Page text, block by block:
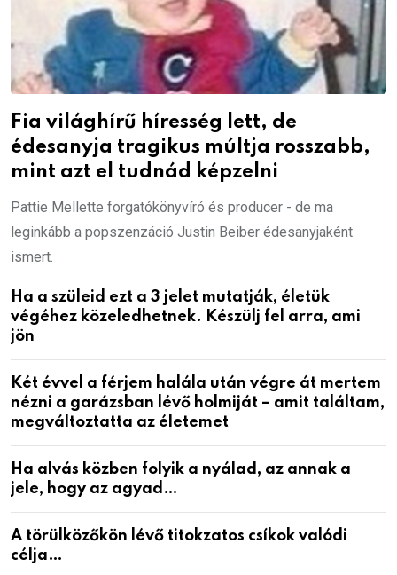
Fia világhírű híresség lett, de
édesanyja tragikus múltja rosszabb,
mint azt el tudnád képzelni
Pattie Mellette forgatókönyvíró és producer - de ma
leginkább a popszenzáció Justin Beiber édesanyjaként
ismert.
Ha a szüleid ezt a 3 jelet mutatják, életük
végéhez közeledhetnek. Készülj fel arra, ami
jön
Két évvel a férjem halála után végre át mertem
nézni a garázsban lévő holmiját – amit találtam,
megváltoztatta az életemet
Ha alvás közben folyik a nyálad, az annak a
jele, hogy az agyad…
A törülközőkön lévő titokzatos csíkok valódi
célja…